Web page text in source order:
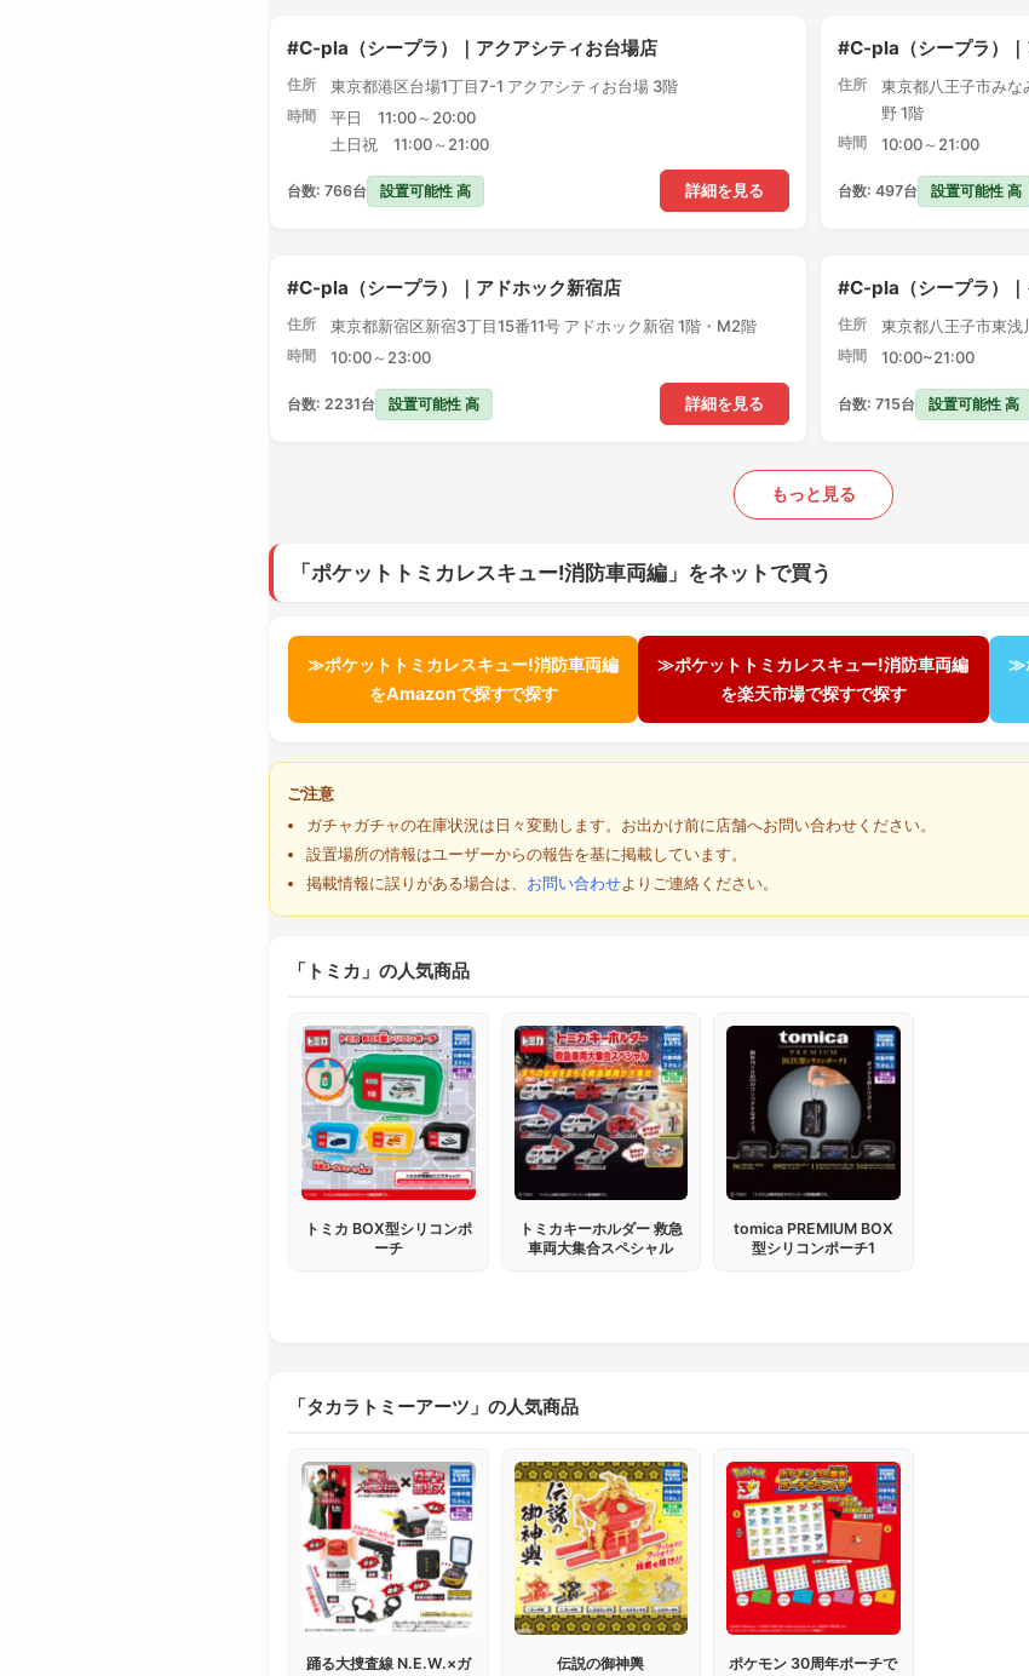
#C-pla（シープラ）｜アクアシティお台場店
住所 東京都港区台場1丁目7-1 アクアシティお台場 3階
時間
平日 11:00～20:00
土日祝 11:00～21:00
詳細を見る
台数: 766台 設置可能性 高
#C-pla（シープラ）
住所
東京都八王子市みな
野 1階
時間 10:00～21:00
台数: 497台 設置可能性 高
#C-pla（シープラ）｜アドホック新宿店
住所 東京都新宿区新宿3丁目15番11号 アドホック新宿 1階・M2階
時間 10:00～23:00
詳細を見る
台数: 2231台 設置可能性 高
#C-pla（シープラ）
住所 東京都八王子市東
時間 10:00~21:00
台数: 715台 設置可能性 高
もっと見る
「ポケットトミカレスキュー!消防車両編」をネットで買う
≫ポケットトミカレスキュー!消防車両編
をAmazonで探すで探す
≫ポケットトミカレスキュー!消防車両編
を楽天市場で探すで探す
≫
ご注意
ガチャガチャの在庫状況は日々変動します。お出かけ前に店舗へお問い合わせください。
設置場所の情報はユーザーからの報告を基に掲載しています。
掲載情報に誤りがある場合は、 お問い合わせよりご連絡ください。
「トミカ」の人気商品
トミカ BOX型シリコンポ
ーチ
トミカキーホルダー 救急
車両大集合スペシャル
tomica PREMIUM BOX
型シリコンポーチ1
「タカラトミーアーツ」の人気商品
踊る大捜査線 N.E.W.×ガ
伝説の御神輿
ポケモン 30周年ポーチで